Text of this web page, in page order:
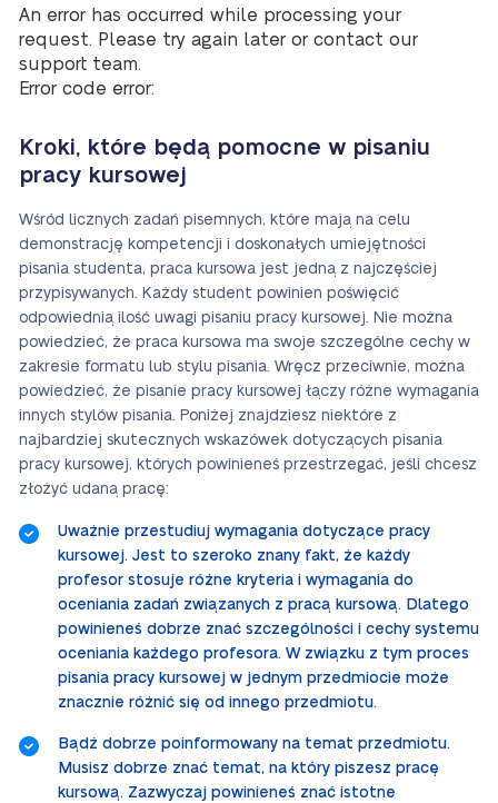
An error has occurred while processing your
request. Please try again later or contact our
support team.
Error code error:
Kroki, które będą pomocne w pisaniu
pracy kursowej
Wśród licznych zadań pisemnych, które mają na celu
demonstrację kompetencji i doskonałych umiejętności
pisania studenta, praca kursowa jest jedną z najczęściej
przypisywanych. Każdy student powinien poświęcić
odpowiednią ilość uwagi pisaniu pracy kursowej. Nie można
powiedzieć, że praca kursowa ma swoje szczególne cechy w
zakresie formatu lub stylu pisania. Wręcz przeciwnie, można
powiedzieć, że pisanie pracy kursowej łączy różne wymagania
innych stylów pisania. Poniżej znajdziesz niektóre z
najbardziej skutecznych wskazówek dotyczących pisania
pracy kursowej, których powinieneś przestrzegać, jeśli chcesz
złożyć udaną pracę:
Uważnie przestudiuj wymagania dotyczące pracy
kursowej. Jest to szeroko znany fakt, że każdy
profesor stosuje różne kryteria i wymagania do
oceniania zadań związanych z pracą kursową. Dlatego
powinieneś dobrze znać szczególności i cechy systemu
oceniania każdego profesora. W związku z tym proces
pisania pracy kursowej w jednym przedmiocie może
znacznie różnić się od innego przedmiotu.
Bądź dobrze poinformowany na temat przedmiotu.
Musisz dobrze znać temat, na który piszesz pracę
kursową. Zazwyczaj powinieneś znać istotne